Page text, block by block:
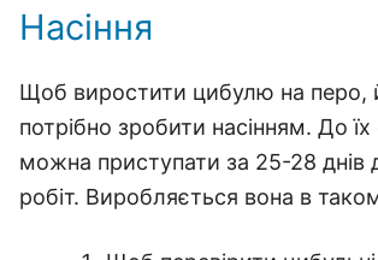
Насіння
Щоб виростити цибулю на перо,
потрібно зробити насінням. До їх
можна приступати за 25-28 днів
робіт. Виробляється вона в